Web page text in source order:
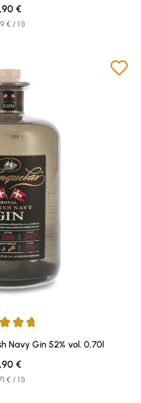
€ / 1 l)
price:
€
stars
Navy Gin 52% vol. 0,70l
€ / 1 l)
price:
€